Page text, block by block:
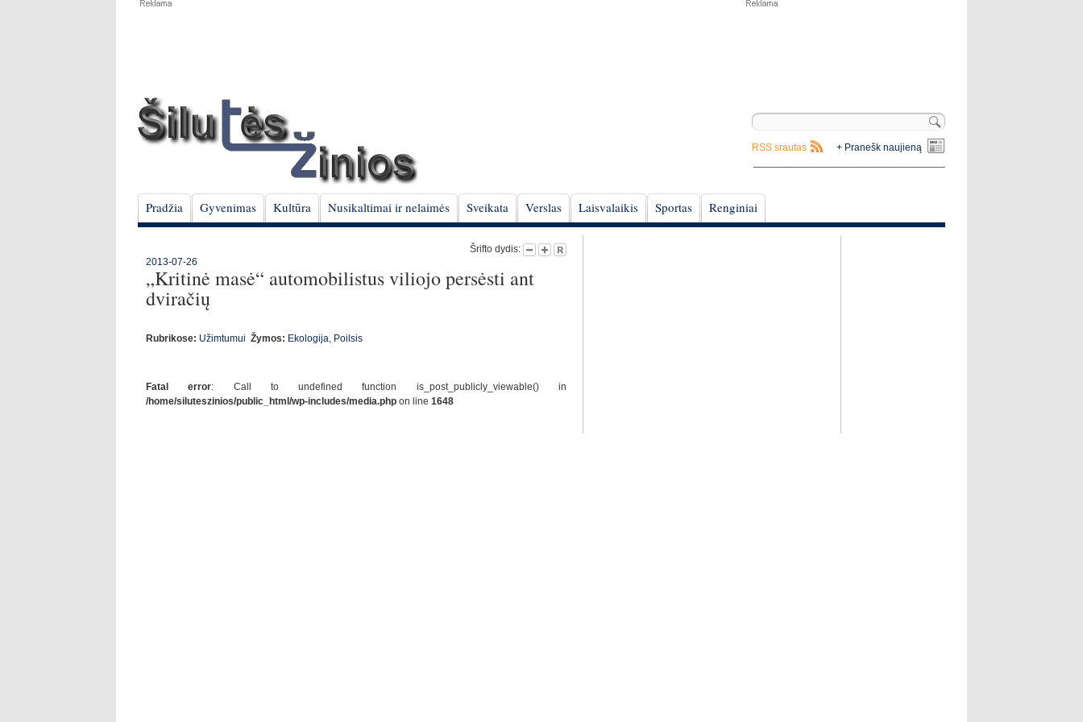
+ Pranešk naujieną
RSS srautas
Pradžia Gyvenimas Kultūra Nusikaltimai ir nelaimės Sveikata Verslas Laisvalaikis Sportas Renginiai
Šrifto dydis:
2013-07-26
„Kritinė masė“ automobilistus viliojo persėsti ant
dviračių
Rubrikose: Užimtumui Žymos: Ekologija, Poilsis
Fatal error: Call to undefined function is_post_publicly_viewable() in
/home/siluteszinios/public_html/wp-includes/media.php on line 1648